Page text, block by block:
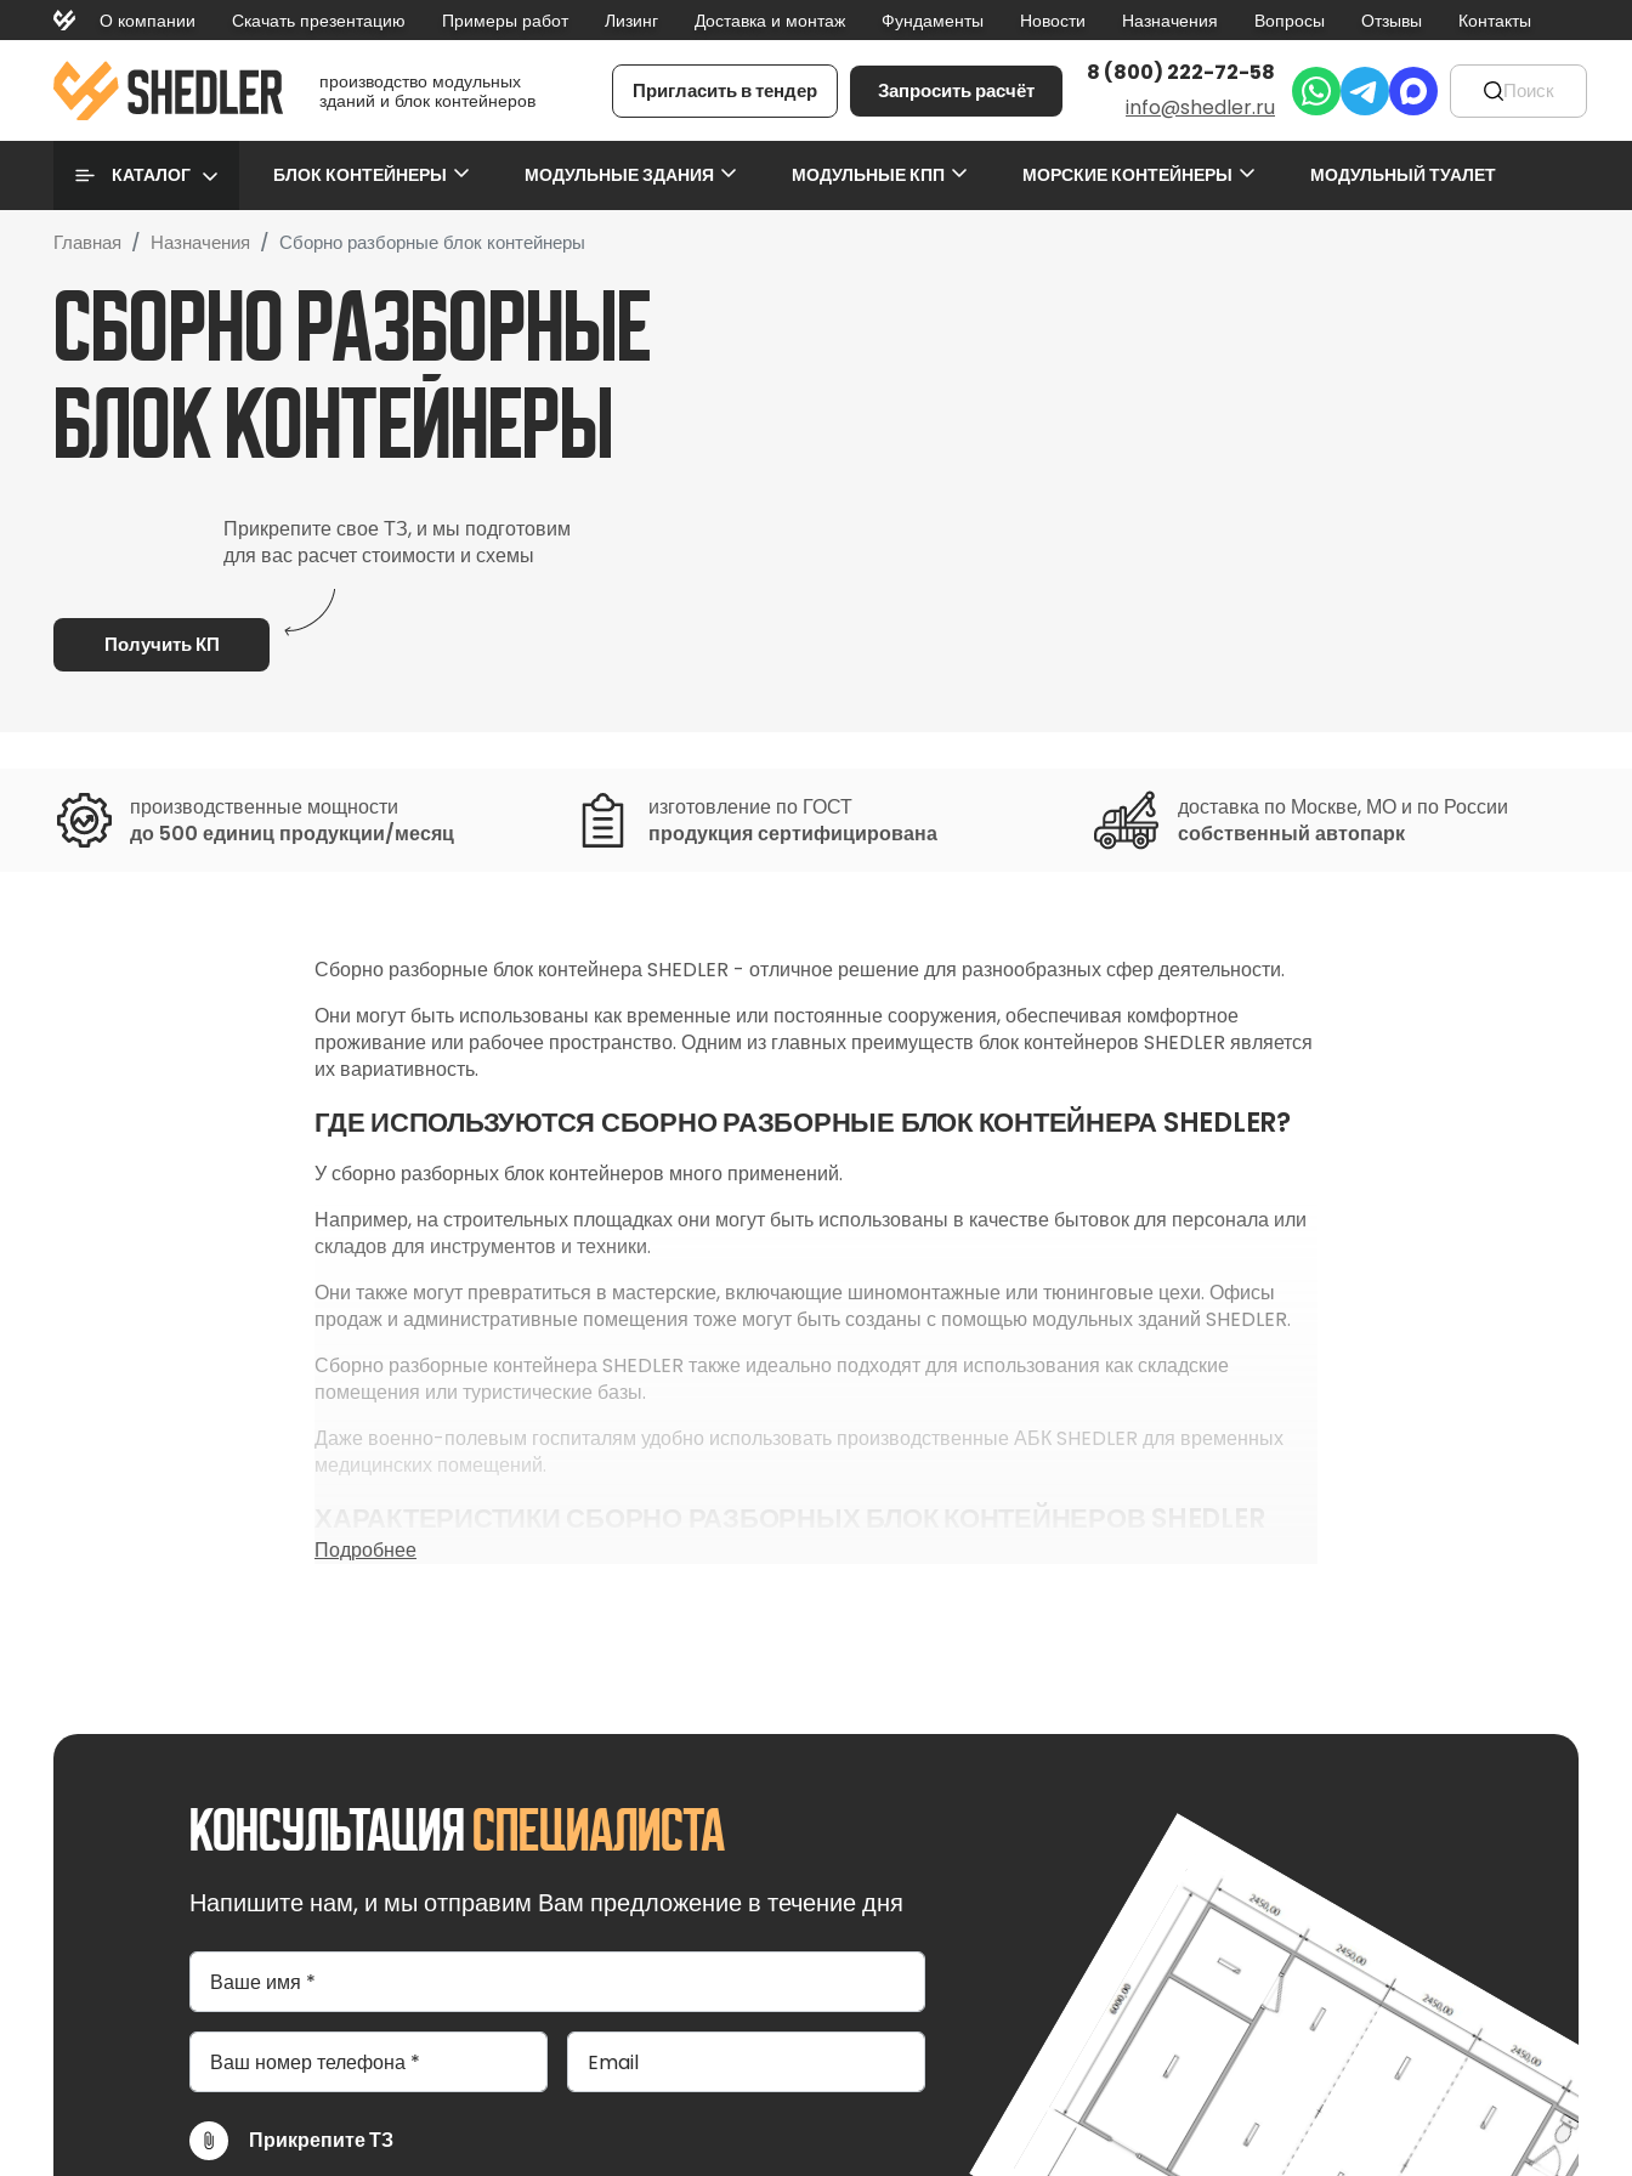
Перейти к основному содержанию
topmenu
О компании Скачать презентацию Примеры работ Лизинг Доставка и монтаж Фундаменты Новости Назначения Вопросы Отзывы Контакты
производство модульных
зданий и блок контейнеров
Пригласить в тендер Запросить расчёт
8 (800) 222-72-58
info@shedler.ru
Основная навигация
КАТАЛОГ БЛОК КОНТЕЙНЕРЫ МОДУЛЬНЫЕ ЗДАНИЯ МОДУЛЬНЫЕ КПП МОРСКИЕ КОНТЕЙНЕРЫ МОДУЛЬНЫЙ ТУАЛЕТ
Главная Назначения Сборно разборные блок контейнеры
Сборно разборные
блок контейнеры
Прикрепите свое ТЗ, и мы подготовим
для вас расчет стоимости и схемы
Получить КП
производственные мощности
до 500 единиц продукции/месяц
изготовление по ГОСТ
продукция сертифицирована
доставка по Москве, МО и по России
собственный автопарк
Сборно разборные блок контейнера SHEDLER - отличное решение для разнообразных сфер деятельности.
Они могут быть использованы как временные или постоянные сооружения, обеспечивая комфортное
проживание или рабочее пространство. Одним из главных преимуществ блок контейнеров SHEDLER является
их вариативность.
ГДЕ ИСПОЛЬЗУЮТСЯ СБОРНО РАЗБОРНЫЕ БЛОК КОНТЕЙНЕРА SHEDLER?
У сборно разборных блок контейнеров много применений.
Например, на строительных площадках они могут быть использованы в качестве бытовок для персонала или
складов для инструментов и техники.
Они также могут превратиться в мастерские, включающие шиномонтажные или тюнинговые цехи. Офисы
продаж и административные помещения тоже могут быть созданы с помощью модульных зданий SHEDLER.
Сборно разборные контейнера SHEDLER также идеально подходят для использования как складские
помещения или туристические базы.
Даже военно-полевым госпиталям удобно использовать производственные АБК SHEDLER для временных
медицинских помещений.
ХАРАКТЕРИСТИКИ СБОРНО РАЗБОРНЫХ БЛОК КОНТЕЙНЕРОВ SHEDLER
Компания SHEDLER использует прочный стальной профиль в качестве каркаса или несущей основы при
Внутренняя отделка блок-контейнеров также осуществляется с использованием сэндвич-панелей,
Полы всех блок контейнеров SHEDLER выполнены из прочного 12-миллиметрового OSB материала.
Окна контейнеров могут быть деревянными или из других материалов, обеспечивая естественное освещение
и вентиляцию внутри здания.
ПРЕИМУЩЕСТВА СБОРНО РАЗБОРНЫХ БЛОК КОНТЕЙНЕРОВ SHEDLER
Во-первых, они надежны и долговечны благодаря использованию прочных материалов и современных
технологий.
Во-вторых, они универсальны и могут использоваться для различных целей, делая их неотъемлемым
В-третьих, утепленные модули SHEDLER доступны по разумной цене, что делает их доступными для
Подробнее
Консультация специалиста
Напишите нам, и мы отправим Вам предложение в течение дня
Прикрепите ТЗ